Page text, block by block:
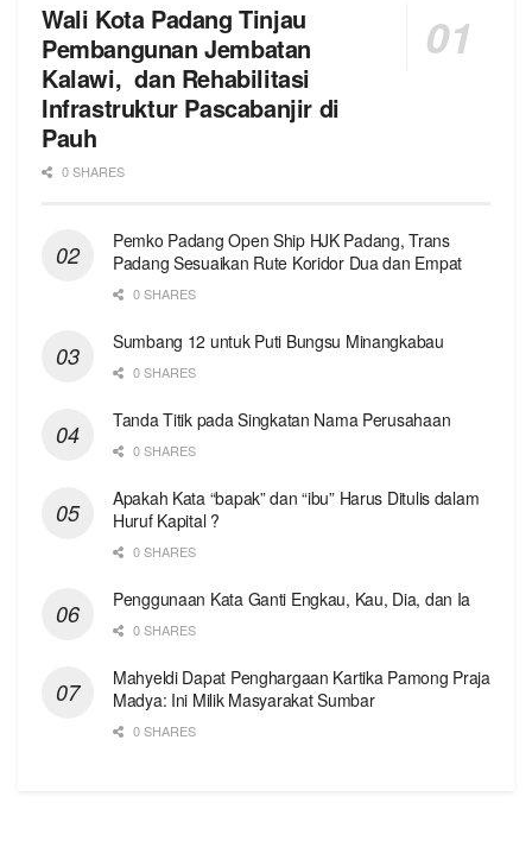
Wali Kota Padang Tinjau
Pembangunan Jembatan
Kalawi, dan Rehabilitasi
Infrastruktur Pascabanjir di
Pauh
0 SHARES
Pemko Padang Open Ship HJK Padang, Trans
Padang Sesuaikan Rute Koridor Dua dan Empat
0 SHARES
Sumbang 12 untuk Puti Bungsu Minangkabau
0 SHARES
Tanda Titik pada Singkatan Nama Perusahaan
0 SHARES
Apakah Kata “bapak” dan “ibu” Harus Ditulis dalam
Huruf Kapital ?
0 SHARES
Penggunaan Kata Ganti Engkau, Kau, Dia, dan Ia
0 SHARES
Mahyeldi Dapat Penghargaan Kartika Pamong Praja
Madya: Ini Milik Masyarakat Sumbar
0 SHARES